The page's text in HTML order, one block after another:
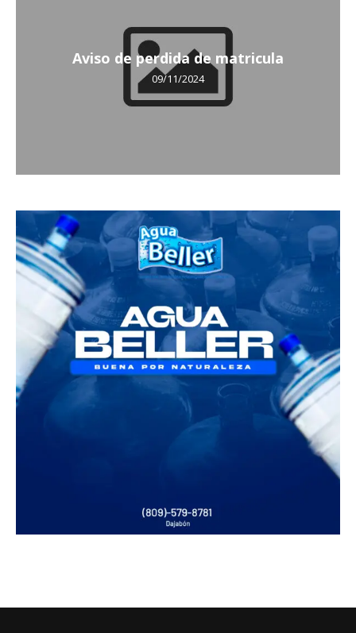
Aviso de perdida de matricula
09/11/2024